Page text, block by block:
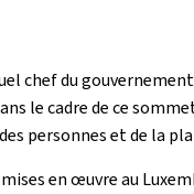
chef du
le cadre de ce
personnes et de la
en œuvre au